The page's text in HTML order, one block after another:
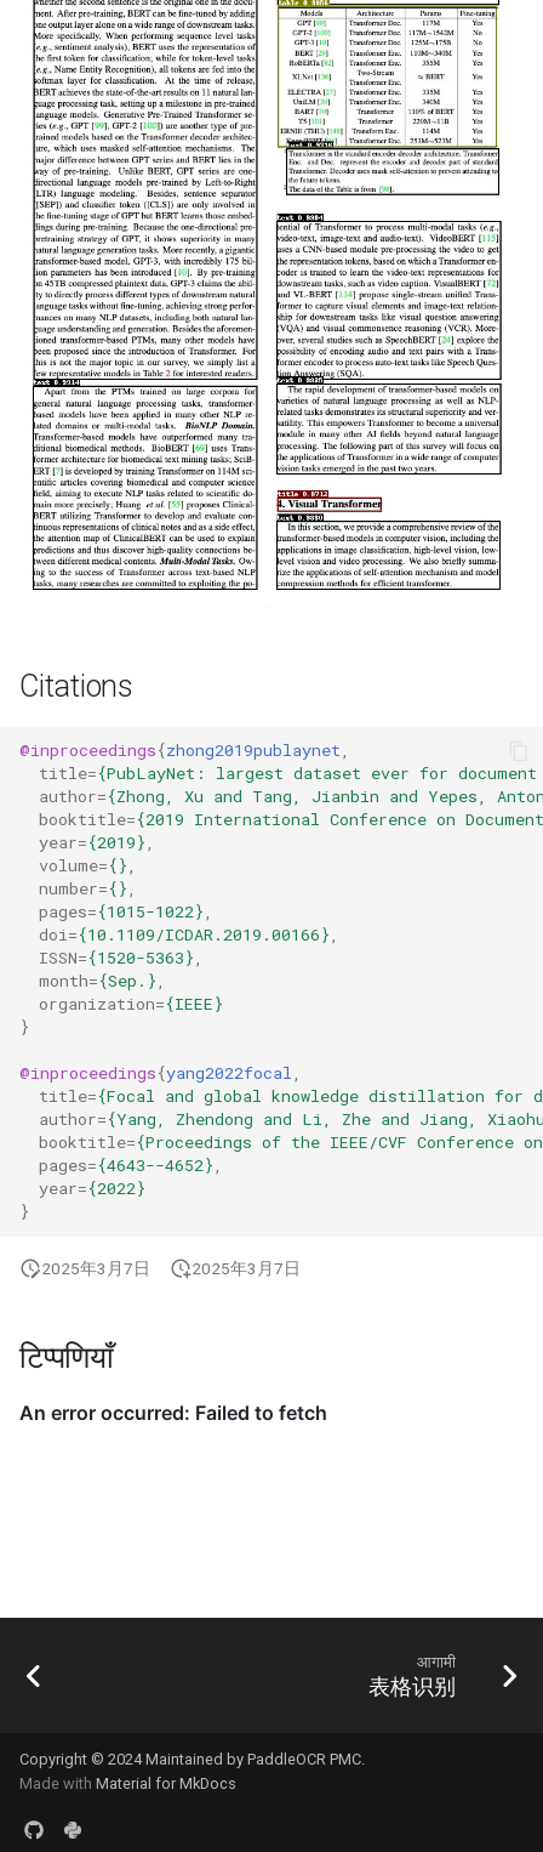
Citations
@inproceedings{zhong2019publaynet,
title={PubLayNet: largest dataset ever for
author={Zhong, Xu and Tang, Jianbin and Yepes,
booktitle={2019 International Conference on
year={2019},
volume={},
number={},
pages={1015-1022},
doi={10.1109/ICDAR.2019.00166},
ISSN={1520-5363},
month={Sep.},
organization={IEEE}
}
@inproceedings{yang2022focal,
title={Focal and global knowledge distillation for
author={Yang, Zhendong and Li, Zhe and Jiang,
booktitle={Proceedings of the IEEE/CVF Conference
pages={4643--4652},
year={2022}
}
2025年3月7日 2025年3月7日
टिप्पणियाँ
आगामी
表格识别
Copyright © 2024 Maintained by PaddleOCR PMC.
Made with Material for MkDocs